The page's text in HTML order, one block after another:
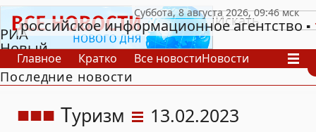
РИА
Новый
День
российское информационное агентство
Главное Кратко Все новостиНовости
В России
В мире
Последние новости
Туризм 13.02.2023